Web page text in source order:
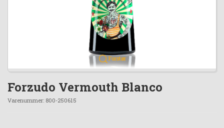
Forstør
Forzudo Vermouth Blanco
Varenummer: 800-250615